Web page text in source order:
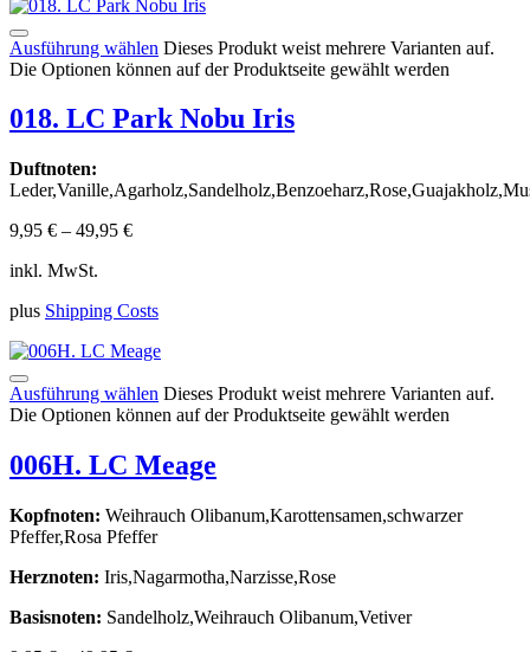
Ausführung wählen Dieses Produkt weist mehrere Varianten auf.
Die Optionen können auf der Produktseite gewählt werden
018. LC Park Nobu Iris
Duftnoten:
9,95 € – 49,95 €
inkl. MwSt.
plus Shipping Costs
Ausführung wählen Dieses Produkt weist mehrere Varianten auf.
Die Optionen können auf der Produktseite gewählt werden
006H. LC Meage
Kopfnoten: Weihrauch Olibanum,Karottensamen,schwarzer
Pfeffer,Rosa Pfeffer
Herznoten: Iris,Nagarmotha,Narzisse,Rose
Basisnoten: Sandelholz,Weihrauch Olibanum,Vetiver